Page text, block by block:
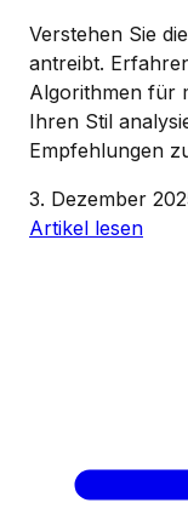
Verstehen Sie
antreibt.
Algorithmen für
Ihren Stil
Empfehlungen
3. Dezember
Artikel lesen